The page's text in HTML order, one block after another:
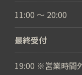
11:00 〜 20:00
最終受付
19:00 ※営業時間